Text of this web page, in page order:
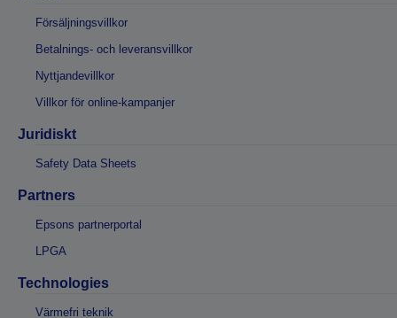
Försäljningsvillkor
Betalnings- och leveransvillkor
Nyttjandevillkor
Villkor för online-kampanjer
Juridiskt
Safety Data Sheets
Partners
Epsons partnerportal
LPGA
Technologies
Värmefri teknik